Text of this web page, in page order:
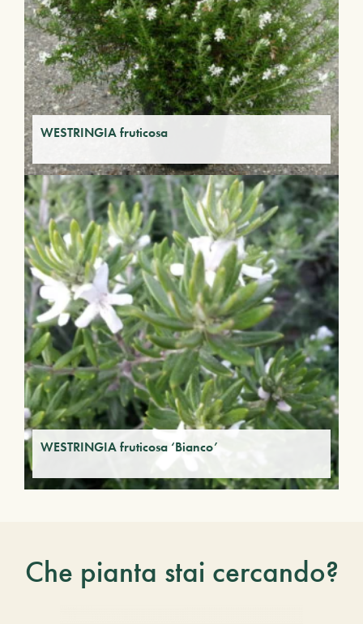
WESTRINGIA fruticosa
WESTRINGIA fruticosa ‘Bianco’
Che pianta stai cercando?